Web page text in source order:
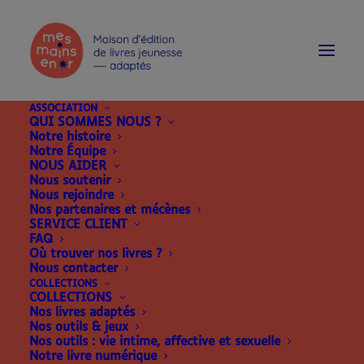
ASSOCIATION
QUI SOMMES NOUS ?
Notre histoire
Notre Équipe
NOUS AIDER
Nous soutenir
Nous rejoindre
Nos partenaires et mécènes
SERVICE CLIENT
FAQ
Où trouver nos livres ?
Nous contacter
COLLECTIONS
COLLECTIONS
Nos livres adaptés
Nos outils & jeux
Nos outils : vie intime, affective et sexuelle
Notre livre numérique